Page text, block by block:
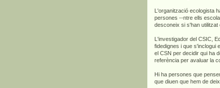
L'organització ecologista
persones --ntre ells
desconeix si s'han utilitzat
L'investigador del CSIC,
fidedignes i que s'inclogui
el CSN per decidir qui ha
referència per avaluar la
Hi ha persones que
que diuen que hem de